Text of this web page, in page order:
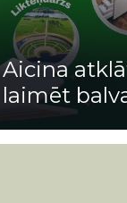
Aicina
laimēt